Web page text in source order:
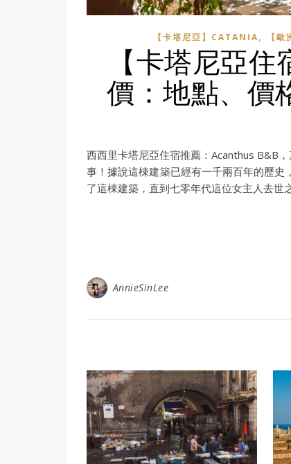
【卡塔尼亞】CATANIA, 【
【卡塔尼亞
價：地點、價
西西里卡塔尼亞住宿推薦：Acanthus B&B
事！據說這棟建築已經有一千兩百年的歷
了這棟建築，直到七零年代這位女主人去世
AnnieSinLee